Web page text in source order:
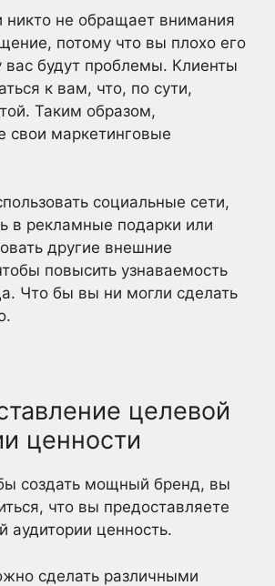
никто не обращает внимания
потому что вы плохо его
вас будут проблемы. Клиенты
к вам, что, по сути,
Таким образом,
свои маркетинговые
социальные сети,
в рекламные подарки или
другие внешние
повысить узнаваемость
Что бы вы ни могли сделать
целевой
ценности
создать мощный бренд, вы
что вы предоставляете
аудитории ценность.
сделать различными